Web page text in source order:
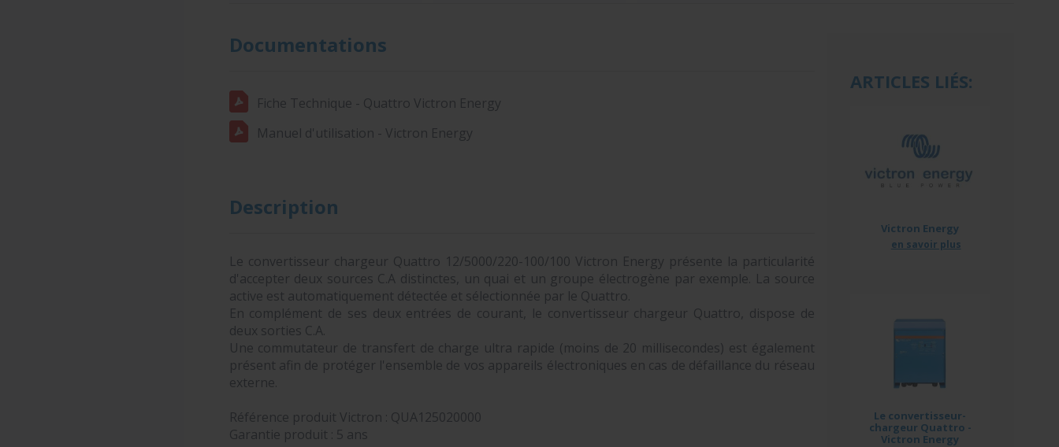
Documentations
Fiche Technique - Quattro Victron Energy
Manuel d'utilisation - Victron Energy
Description
Le convertisseur chargeur Quattro 12/5000/220-100/100 Victron Energy présente la particularité
d'accepter deux sources C.A distinctes, un quai et un groupe électrogène par exemple. La source
active est automatiquement détectée et sélectionnée par le Quattro.
En complément de ses deux entrées de courant, le convertisseur chargeur Quattro, dispose de
deux sorties C.A.
Une commutateur de transfert de charge ultra rapide (moins de 20 millisecondes) est également
présent afin de protéger l'ensemble de vos appareils électroniques en cas de défaillance du réseau
externe.
Référence produit Victron : QUA125020000
Garantie produit : 5 ans
ARTICLES LIÉS:
Victron Energy
en savoir plus
Le convertisseur-
chargeur Quattro -
Victron Energy